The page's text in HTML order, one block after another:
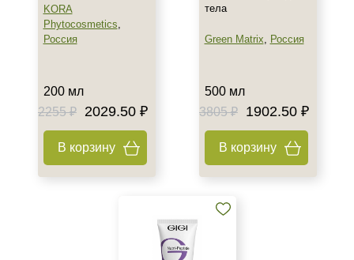
Целлюлит
Область применения
KORA
Phytocosmetics,
Россия
200 мл
2255 ₽
2029.50 ₽
В корзину
тела
Green Matrix, Россия
500 мл
3805 ₽
1902.50 ₽
В корзину